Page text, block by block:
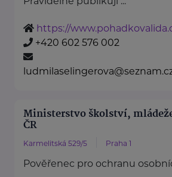
https://
+420 602 576 002
Ministerstvo školství,
ČR
Karmelitská 529/5 Praha 1
Pověřenec pro ochranu